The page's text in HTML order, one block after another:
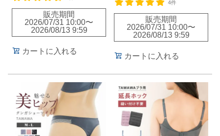
販売期間
2026/07/31 10:00〜
2026/08/13 9:59
カートに入れる
4件
販売期間
2026/07/31 10:00〜
2026/08/13 9:59
カートに入れる